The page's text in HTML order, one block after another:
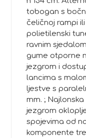
tobogan s
čeličnoj rampi
polietilenski
ravnim
gume otporne
jezgrom i
lancima s
ljestve s
mm. ;
jezgrom
spojevima od
komponente